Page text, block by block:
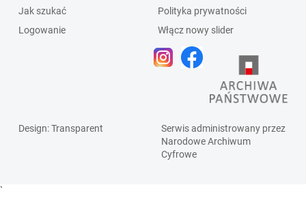
Jak szukać
Logowanie
Polityka prywatności
Włącz nowy slider
Design: Transparent
Serwis administrowany przez
Narodowe Archiwum
Cyfrowe
`